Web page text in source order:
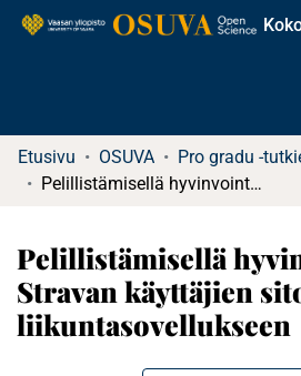
Etusivu OSUVA
Pelillistämisellä hyvinvointia? : Stravan käyttäjien sitoutuminen liikuntasovellukseen
Pelillistämisellä
Stravan käyttäjien
liikuntasovellukseen